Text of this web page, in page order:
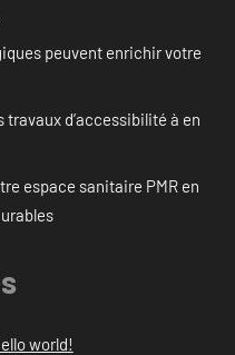
peuvent enrichir votre
d’accessibilité à en
espace sanitaire PMR en
world!